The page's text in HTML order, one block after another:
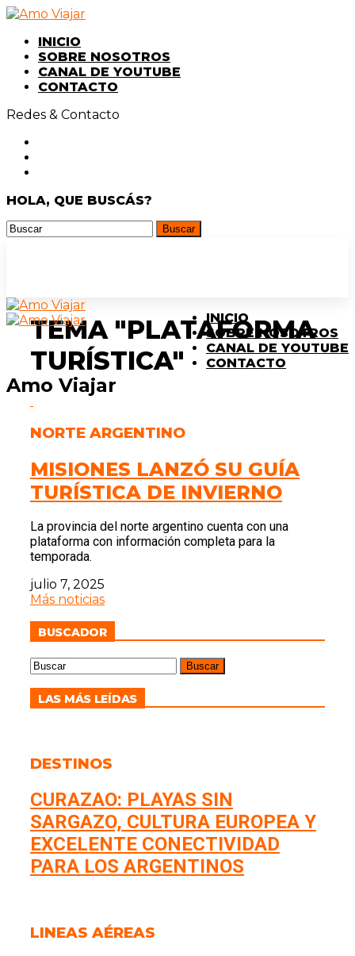
INICIO
SOBRE NOSOTROS
CANAL DE YOUTUBE
CONTACTO
Redes & Contacto
HOLA, QUE BUSCÁS?
Amo Viajar
INICIO
SOBRE NOSOTROS
CANAL DE YOUTUBE
CONTACTO
TEMA "PLATAFORMA
TURÍSTICA"
NORTE ARGENTINO
MISIONES LANZÓ SU GUÍA
TURÍSTICA DE INVIERNO
La provincia del norte argentino cuenta con una
plataforma con información completa para la
temporada.
julio 7, 2025
Más noticias
BUSCADOR
LAS MÁS LEÍDAS
DESTINOS
CURAZAO: PLAYAS SIN
SARGAZO, CULTURA EUROPEA Y
EXCELENTE CONECTIVIDAD
PARA LOS ARGENTINOS
LINEAS AÉREAS